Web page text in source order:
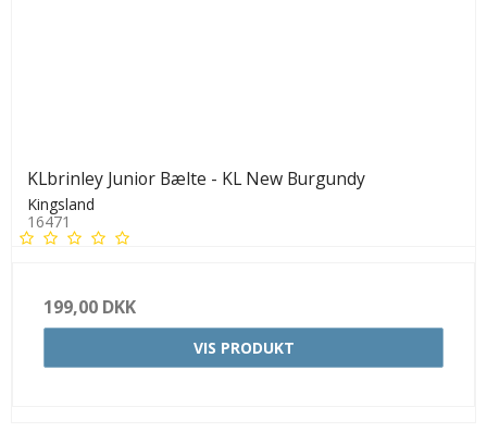
KLbrinley Junior Bælte - KL New Burgundy
Kingsland
16471
199,00 DKK
VIS PRODUKT